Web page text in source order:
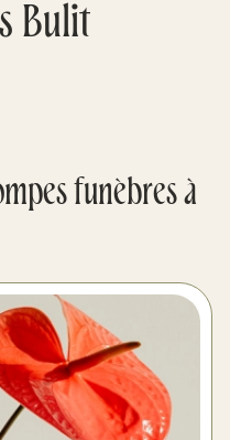
Bulit
funèbres à